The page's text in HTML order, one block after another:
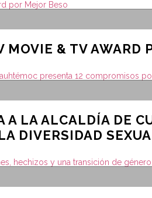
& TV AWARD
A LA ALCALDÍA DE
DIVERSIDAD